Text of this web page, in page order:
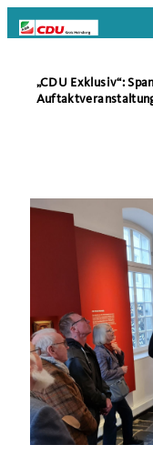
CDU Exklusiv“: